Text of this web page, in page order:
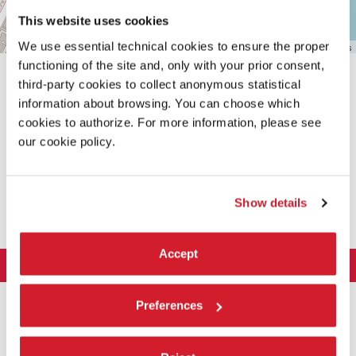
This website uses cookies
We use essential technical cookies to ensure the proper
functioning of the site and, only with your prior consent,
third-party cookies to collect anonymous statistical
information about browsing. You can choose which
cookies to authorize. For more information, please see
our cookie policy.
Show details
Accept
Preferences
Leaflet| ©OpenStreetMapcontributors
Storia
Esposizione
ARCHITETTURA 2027